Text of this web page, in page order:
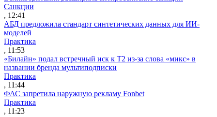
Санкции
, 12:41
АБД предложила стандарт синтетических данных для ИИ-
моделей
Практика
, 11:53
«Билайн» подал встречный иск к Т2 из-за слова «микс» в
названии бренда мультиподписки
Практика
, 11:44
ФАС запретила наружную рекламу Fonbet
Практика
, 11:23